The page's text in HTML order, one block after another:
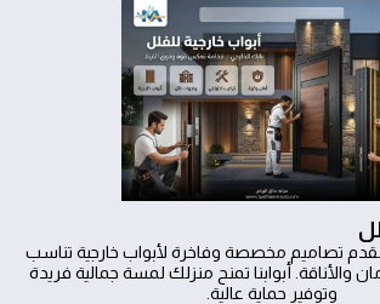
نقدم تصاميم مخصصة وفاخرة لأبواب خارجية تناسب
والأناقة. أبوابنا تمنح منزلك لمسة جمالية فريدة
وتوفير حماية عالية.